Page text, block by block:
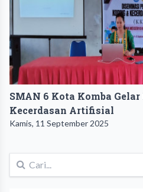
SMAN 6 Kota Komba
Kecerdasan Artifisial
Kamis, 11 September 2025